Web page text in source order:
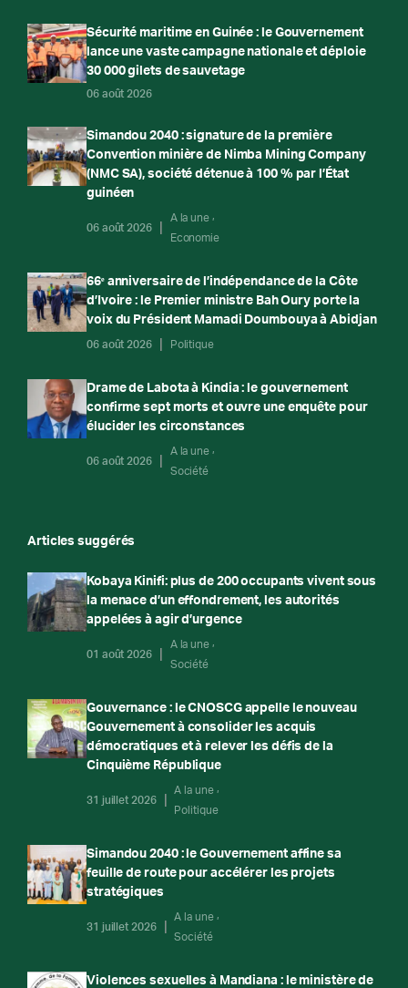
Sécurité maritime en Guinée : le Gouvernement
lance une vaste campagne nationale et déploie
30 000 gilets de sauvetage
06 août 2026
Simandou 2040 : signature de la première
Convention minière de Nimba Mining Company
(NMC SA), société détenue à 100 % par l’État
guinéen
06 août 2026
A la une
Economie
66ᵉ anniversaire de l’indépendance de la Côte
d’Ivoire : le Premier ministre Bah Oury porte la
voix du Président Mamadi Doumbouya à Abidjan
06 août 2026 Politique
Drame de Labota à Kindia : le gouvernement
confirme sept morts et ouvre une enquête pour
élucider les circonstances
06 août 2026
A la une
Société
Articles suggérés
Kobaya Kinifi: plus de 200 occupants vivent sous
la menace d’un effondrement, les autorités
appelées à agir d’urgence
01 août 2026
A la une
Société
Gouvernance : le CNOSCG appelle le nouveau
Gouvernement à consolider les acquis
démocratiques et à relever les défis de la
Cinquième République
31 juillet 2026
A la une
Politique
Simandou 2040 : le Gouvernement affine sa
feuille de route pour accélérer les projets
stratégiques
31 juillet 2026
A la une
Société
Violences sexuelles à Mandiana : le ministère de